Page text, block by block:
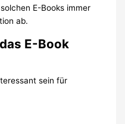
E-Books immer
ab.
E-Book
sein für